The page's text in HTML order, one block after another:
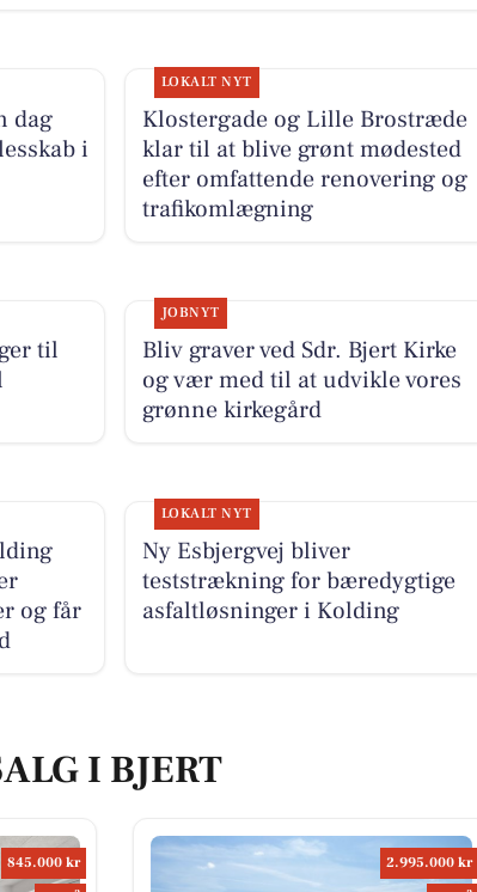
dag
i
LOKALT NYT
Klostergade og Lille Brostræde
klar til at blive grønt mødested
efter omfattende renovering og
trafikomlægning
til
JOBNYT
Bliv graver ved Sdr. Bjert Kirke
og vær med til at udvikle vores
grønne kirkegård
og får
LOKALT NYT
Ny Esbjergvej bliver
teststrækning for bæredygtige
asfaltløsninger i Kolding
I BJERT
845.000 kr
2.995.000 kr